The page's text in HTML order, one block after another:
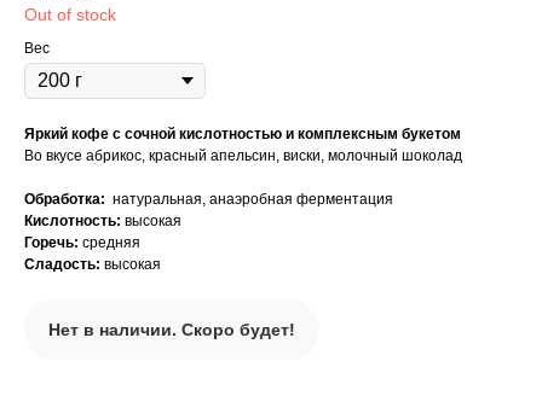
Out of stock
Вес
Яркий кофе с сочной кислотностью и комплексным букетом
Во вкусе абрикос, красный апельсин, виски, молочный шоколад
Обработка: натуральная, анаэробная ферментация
Кислотность: высокая
Горечь: средняя
Сладость: высокая
Нет в наличии. Скоро будет!
Доставка и оплата
СИРОПЫ
+7 (961) 428-83-54
Работаем по всей России
Написать в Телеграм
sampleroasters4@gmail.com